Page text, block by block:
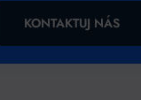
KONTAKTUJ NÁS